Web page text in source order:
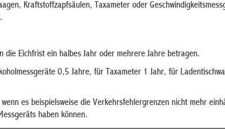
Kraftstoffzapfsäulen, Taxameter oder
die Eichfrist ein halbes Jahr oder mehrere Jahre betragen.
0,5 Jahre, für Taxameter 1 Jahr, für
es beispielsweise die Verkehrsfehlergrenzen nicht mehr
haben können.